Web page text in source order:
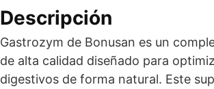
Descripción
Gastrozym de Bonusan es un
de alta calidad diseñado para
digestivos de forma natural. Este